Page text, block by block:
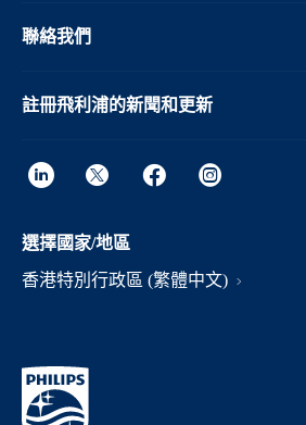
聯絡我們
註冊飛利浦的新聞和更新
選擇國家/地區
香港特別行政區 (繁體中文)